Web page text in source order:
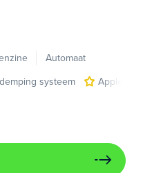
Automaat
systeem
Apple